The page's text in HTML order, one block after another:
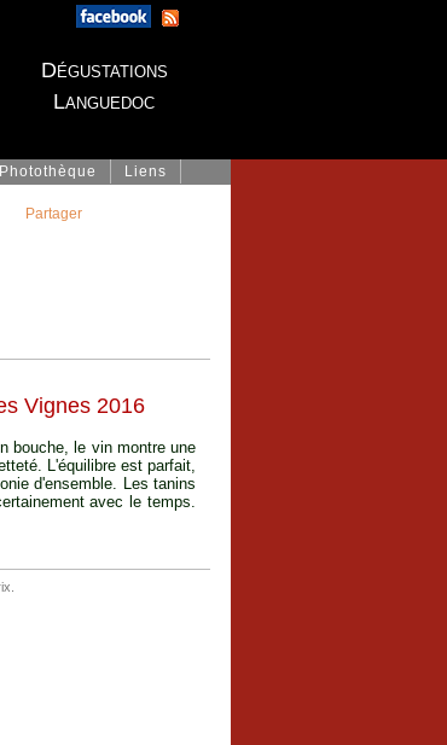
Dégustations
Languedoc
Photothèque Liens
Vignes 2016
bouche, le vin montre une
L'équilibre est parfait,
d'ensemble. Les tanins
avec le temps.
Partager